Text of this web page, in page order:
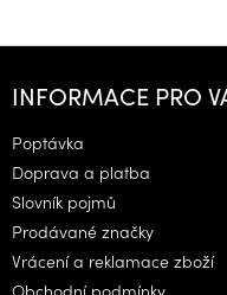
Z
INFORMACE PRO
Poptávka
Doprava a platba
Slovník pojmů
Prodávané značky
Vrácení a reklamace zboží
Obchodní podmínky